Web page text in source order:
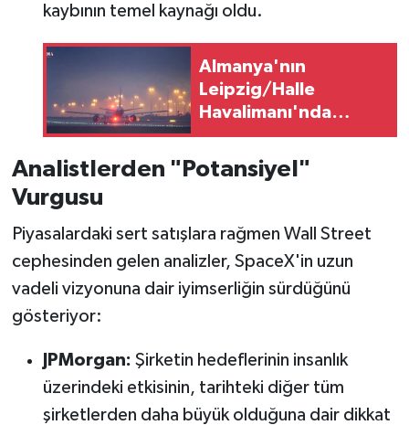
kaybının temel kaynağı oldu.
Almanya'nın
Leipzig/Halle
Havalimanı'nda
Patlayıcı Düzenekli
İHA Bulundu
Analistlerden "Potansiyel"
Vurgusu
Piyasalardaki sert satışlara rağmen Wall Street
cephesinden gelen analizler, SpaceX'in uzun
vadeli vizyonuna dair iyimserliğin sürdüğünü
gösteriyor:
JPMorgan: Şirketin hedeflerinin insanlık
üzerindeki etkisinin, tarihteki diğer tüm
şirketlerden daha büyük olduğuna dair dikkat